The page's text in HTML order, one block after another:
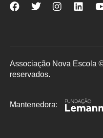
Nova
Facebook
Nova
Twitter
Nova
Associação Nova Escola
reservados.
Mantenedora: